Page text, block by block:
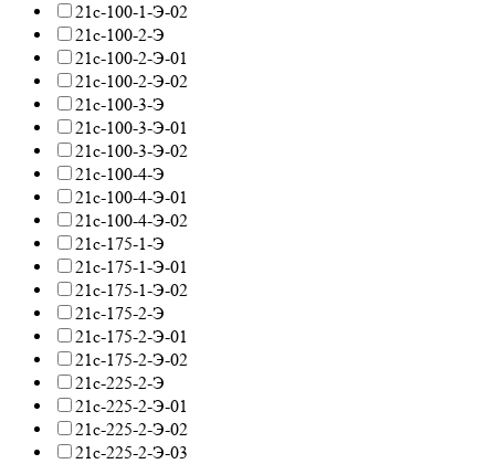
21с-100-1-Э-02
21с-100-2-Э
21с-100-2-Э-01
21с-100-2-Э-02
21с-100-3-Э
21с-100-3-Э-01
21с-100-3-Э-02
21с-100-4-Э
21с-100-4-Э-01
21с-100-4-Э-02
21с-175-1-Э
21с-175-1-Э-01
21с-175-1-Э-02
21с-175-2-Э
21с-175-2-Э-01
21с-175-2-Э-02
21с-225-2-Э
21с-225-2-Э-01
21с-225-2-Э-02
21с-225-2-Э-03